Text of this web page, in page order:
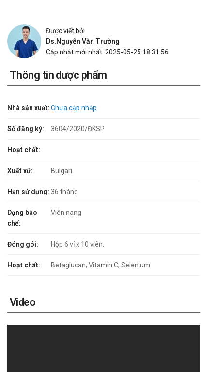
Được viết bởi
Ds.Nguyễn Văn Trường
Cập nhật mới nhất: 2025-05-25 18:31:56
Thông tin dược phẩm
Nhà sản xuất:Chưa cập nhập
Số đăng ký: 3604/2020/ĐKSP
Hoạt chất:
Xuất xứ: Bulgari
Hạn sử dụng: 36 tháng
Dạng bào
chế:
Viên nang
Đóng gói: Hộp 6 vỉ x 10 viên.
Hoạt chất: Betaglucan, Vitamin C, Selenium.
Video